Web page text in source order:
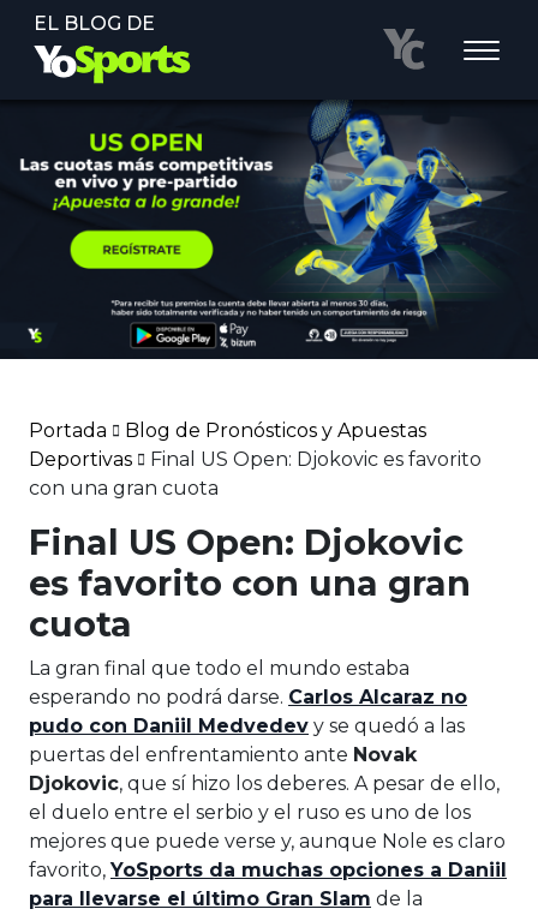
EL BLOG DE
Portada
Blog de Pronósticos y Apuestas
Deportivas
Final US Open: Djokovic es favorito
con una gran cuota
Final US Open: Djokovic
es favorito con una gran
cuota
La gran final que todo el mundo estaba
esperando no podrá darse. Carlos Alcaraz no
pudo con Daniil Medvedev y se quedó a las
puertas del enfrentamiento ante Novak
Djokovic, que sí hizo los deberes. A pesar de ello,
el duelo entre el serbio y el ruso es uno de los
mejores que puede verse y, aunque Nole es claro
favorito,YoSports da muchas opciones a Daniil
para llevarse el último Gran Slam de la